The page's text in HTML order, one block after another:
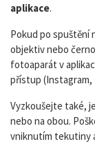
aplikace.
Pokud po spuštění
objektiv nebo
fotoaparát v
přístup (Instagram,
Vyzkoušejte také,
nebo na obou.
vniknutím tekutiny